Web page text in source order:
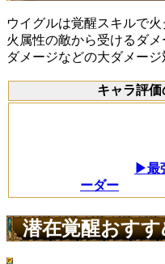
ウイグルは覚醒スキルで火
火属性の敵から受けるダ
ダメージなどの大ダメージ
キャラ評
▶最
ーダー
潜在覚醒おす